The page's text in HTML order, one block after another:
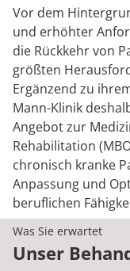
Vor dem
und erhöhter
die Rückkehr von
größten
Ergänzend zu
Mann-Klinik
Angebot zur
Rehabilitation
chronisch kranke
Anpassung und
beruflichen
Was Sie erwartet
Unser